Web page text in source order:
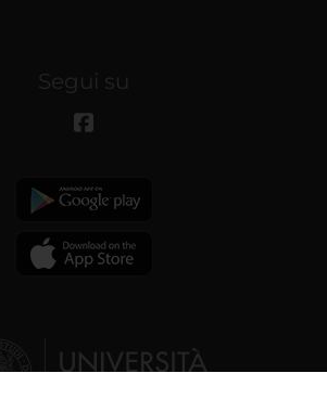
Segui su